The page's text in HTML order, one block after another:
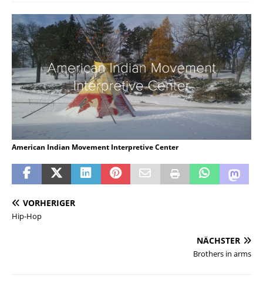
American Indian Movement Interpretive Center
VORHERIGER
Hip-Hop
NÄCHSTER
Brothers in arms